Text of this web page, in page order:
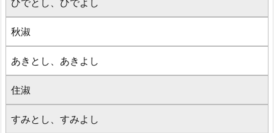
秋淑
あきとし、あきよし
住淑
すみとし、すみよし